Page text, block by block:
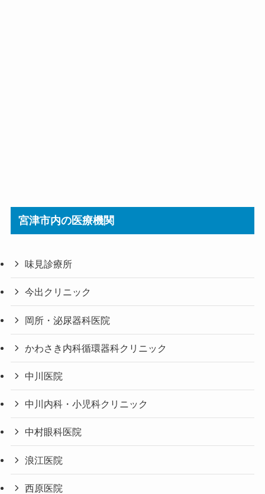
宮津市内の医療機関
味見診療所
今出クリニック
岡所・泌尿器科医院
かわさき内科循環器科クリニック
中川医院
中川内科・小児科クリニック
中村眼科医院
浪江医院
西原医院